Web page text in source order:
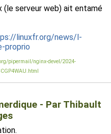
(le serveur web) ait entamé
linuxfr.org/news/l-
proprio
pipermail/nginx-devel/2024-
- Par Thibault